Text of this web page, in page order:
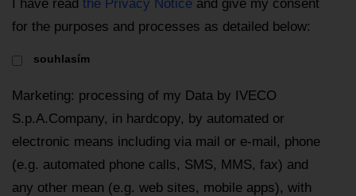
I have read the Privacy Notice and give my consent
for the purposes and processes as detailed below:
souhlasím
Marketing: processing of my Data by IVECO
S.p.A.Company, in hardcopy, by automated or
electronic means including via mail or e-mail, phone
(e.g. automated phone calls, SMS, MMS, fax) and
any other mean (e.g. web sites, mobile apps), with